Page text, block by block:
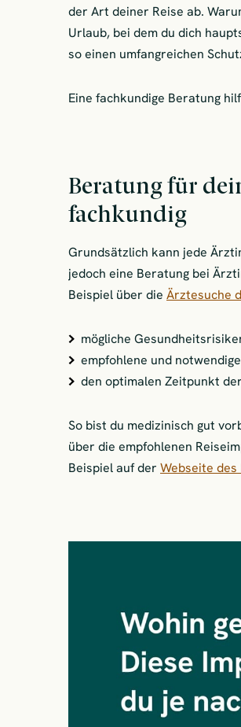
der Art deiner Reise ab.
Urlaub, bei dem du dich
so einen umfangreichen
Eine fachkundige Beratung
Beratung für
fachkundig
Grundsätzlich kann jede
jedoch eine Beratung bei
Beispiel über die Ärztesuche
mögliche
empfohlene und
den optimalen Zeitpunkt
So bist du medizinisch gut
über die empfohlenen
Beispiel auf der Webseite